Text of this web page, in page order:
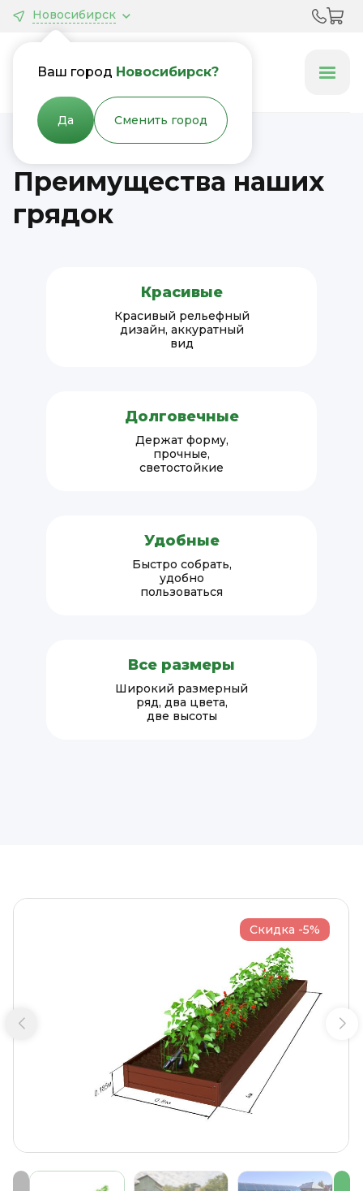
Новосибирск
Ваш город Новосибирск?
Да Сменить город
Грядки & Клумбы
Преимущества наших
грядок
Красивые
Красивый рельефный
дизайн, аккуратный
вид
Долговечные
Держат форму,
прочные,
светостойкие
Удобные
Быстро собрать,
удобно
пользоваться
Все размеры
Широкий размерный
ряд, два цвета,
две высоты
Скидка -5%